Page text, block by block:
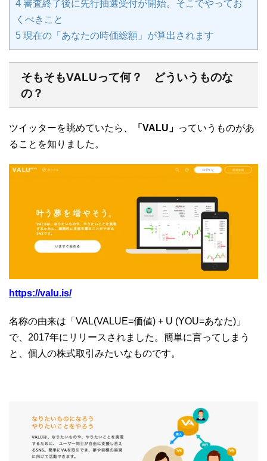
4 審査終了後に先行抽選受付が開始。そこでやってお
くべきこと
5 現在の「あなたの時価総額」が算出されます
そもそもVALUって何？ どういうものな
の？
ツイッターを眺めていたら、 「VALU」 っていうものがあ
ることを知りました。
https://valu.is/
名称の由来は「VAL(VALUE=価値) + U (YOU=あなた)」
で、2017年にリリースされました。簡単に言ってしまう
と、個人の株式取引みたいなものです。